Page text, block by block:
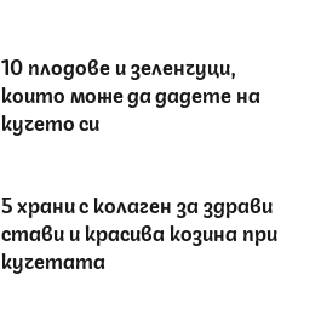
10 плодове и зеленчуци,
които може да дадете на
кучето си
5 храни с колаген за здрави
стави и красива козина при
кучетата